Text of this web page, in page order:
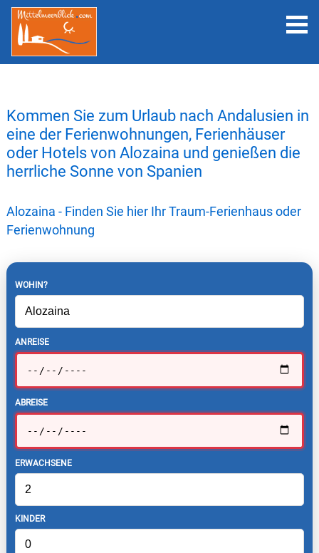
Kommen Sie zum Urlaub nach Andalusien in
eine der Ferienwohnungen, Ferienhäuser
oder Hotels von Alozaina und genießen die
herrliche Sonne von Spanien
Alozaina - Finden Sie hier Ihr Traum-Ferienhaus oder
Ferienwohnung
WOHIN?
ANREISE
ABREISE
ERWACHSENE
KINDER